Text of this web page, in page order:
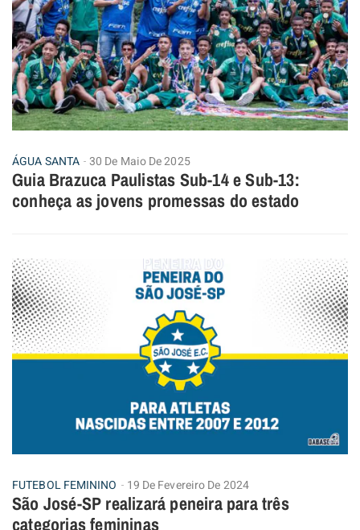
ÁGUA SANTA 30 De Maio De 2025
Guia Brazuca Paulistas Sub-14 e Sub-13:
conheça as jovens promessas do estado
FUTEBOL FEMININO 19 De Fevereiro De 2024
São José-SP realizará peneira para três
categorias femininas